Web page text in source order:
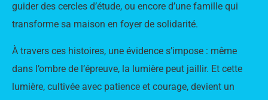
guider des cercles d’étude, ou encore d’une famille qui
transforme sa maison en foyer de solidarité.
À travers ces histoires, une évidence s’impose : même
dans l’ombre de l’épreuve, la lumière peut jaillir. Et cette
lumière, cultivée avec patience et courage, devient un